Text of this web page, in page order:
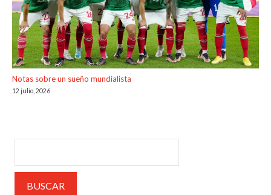
Notas sobre un sueño mundialista
12 julio, 2026